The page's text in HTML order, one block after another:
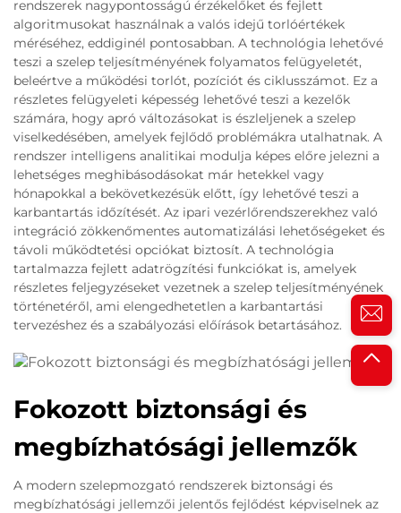
rendszerek nagypontosságú érzékelőket és fejlett
algoritmusokat használnak a valós idejű torlóértékek
méréséhez, eddiginél pontosabban. A technológia lehetővé
teszi a szelep teljesítményének folyamatos felügyeletét,
beleértve a működési torlót, pozíciót és ciklusszámot. Ez a
részletes felügyeleti képesség lehetővé teszi a kezelők
számára, hogy apró változásokat is észleljenek a szelep
viselkedésében, amelyek fejlődő problémákra utalhatnak. A
rendszer intelligens analitikai modulja képes előre jelezni a
lehetséges meghibásodásokat már hetekkel vagy
hónapokkal a bekövetkezésük előtt, így lehetővé teszi a
karbantartás időzítését. Az ipari vezérlőrendszerekhez való
integráció zökkenőmentes automatizálási lehetőségeket és
távoli működtetési opciókat biztosít. A technológia
tartalmazza fejlett adatrögzítési funkciókat is, amelyek
részletes feljegyzéseket vezetnek a szelep teljesítményének
történetéről, ami elengedhetetlen a karbantartási
tervezéshez és a szabályozási előírások betartásához.
Fokozott biztonsági és
megbízhatósági jellemzők
A modern szelepmozgató rendszerek biztonsági és
megbízhatósági jellemzői jelentős fejlődést képviselnek az